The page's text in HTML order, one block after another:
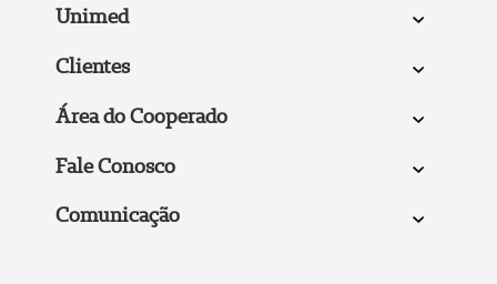
Unimed
Clientes
Área do Cooperado
Fale Conosco
Comunicação